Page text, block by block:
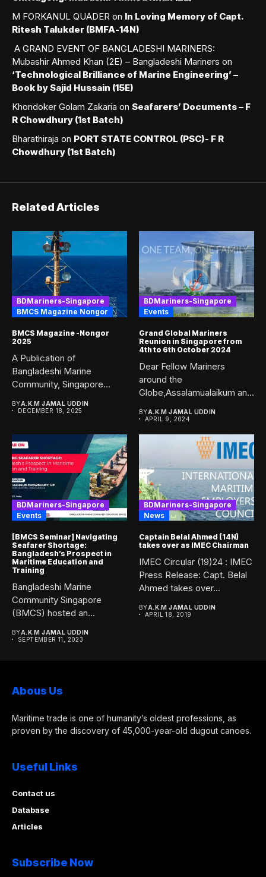
M FORKANUL QUADER on In Loving Memory of Capt.
Ritesh Talukder (BMFA-14N)
A GRAND EVENT OF BANGLADESHI MARINERS:
Mubashir Ahmed Khan (2E) – Bangladeshi Mariners on
‘Technological Brilliance of Marine Engineering’ –
Book by Sajid Hussain (15E)
Khondoker Golam Zakaria on Seafarers’ Documents – F
R Chowdhury (1st Batch)
Bharathiraja on PORT STATE CONTROL (PSC)- F R
Chowdhury (1st Batch)
Related Articles
BDMariners-Singapore
BMCS Magazine Nongor
BMCS Magazine -Nongor
2025
A Publication of
Bangladeshi Marine
Community, Singapore
Community of...
BYA.K.M JAMAL UDDIN
DECEMBER 18, 2025
BDMariners-Singapore
Events
Grand Global Mariners
Reunion in Singapore from
4th to 6th October 2024
Dear Fellow Mariners
around the
Globe,Assalamualaikum and
a...
BYA.K.M JAMAL UDDIN
APRIL 9, 2024
BDMariners-Singapore
Events
[BMCS Seminar] Navigating
Seafarer Shortage:
Bangladesh’s Prospect in
Maritime Education and
Training
Bangladeshi Marine
Community Singapore
(BMCS) hosted an
“Navigating Seafarer...
BYA.K.M JAMAL UDDIN
SEPTEMBER 11, 2023
BDMariners-Singapore
News
Captain Belal Ahmed (14N)
takes over as IMEC Chairman
IMEC Circular (19)24 : IMEC
Press Release: Capt. Belal
Ahmed takes over...
BYA.K.M JAMAL UDDIN
APRIL 18, 2019
Abous Us
Maritime trade is one of humanity’s oldest professions, as
proven by the discovery of 45,000-year-old dugout canoes.
Useful Links
Contact us
Database
Articles
Subscribe Now